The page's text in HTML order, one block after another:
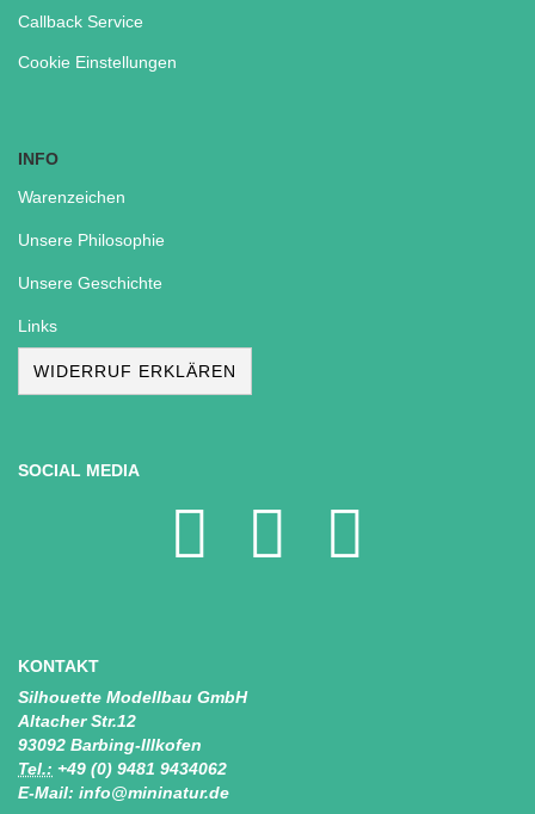
Callback Service
Cookie Einstellungen
INFO
Warenzeichen
Unsere Philosophie
Unsere Geschichte
Links
WIDERRUF ERKLÄREN
SOCIAL MEDIA
KONTAKT
Silhouette Modellbau GmbH
Altacher Str.12
93092 Barbing-Illkofen
Tel.: +49 (0) 9481 9434062
E-Mail: info@mininatur.de